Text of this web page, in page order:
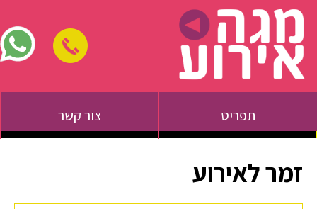
תפריט צור קשר
זמר לאירוע